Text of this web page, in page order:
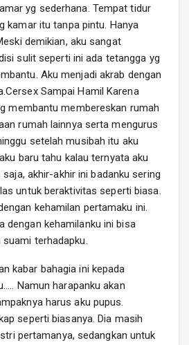
yg sederhana. Tempat tidur
kamar itu tanpa pintu. Hanya
demikian, aku sangat
sulit seperti ini ada tetangga yg
Aku menjadi akrab dengan
Sampai Hamil Karena
membantu membereskan rumah
rumah lainnya serta mengurus
setelah musibah itu aku
baru tahu kalau ternyata aku
akhir-akhir ini badanku sering
untuk beraktivitas seperti biasa.
kehamilan pertamaku ini.
dengan kehamilanku ini bisa
terhadapku.
kabar bahagia ini kepada
Namun harapanku akan
harus aku pupus.
seperti biasanya. Dia masih
pertamanya, sedangkan untuk